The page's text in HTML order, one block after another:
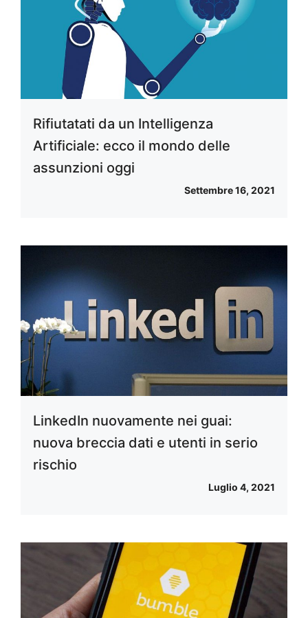
Rifiutatati da un Intelligenza
Artificiale: ecco il mondo delle
assunzioni oggi
Settembre 16, 2021
LinkedIn nuovamente nei guai:
nuova breccia dati e utenti in serio
rischio
Luglio 4, 2021